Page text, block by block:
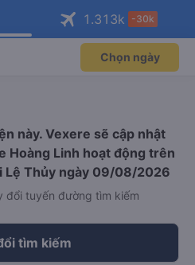
ngay!
viên độc
Mở app
vé máy bay qua
Mở app
1.313k -30k
Chọn ngày
này. Vexere sẽ cập nhật
Hoàng Linh hoạt động trên
Lệ Thủy ngày 09/08/2026
đổi tuyến đường tìm kiếm
tìm kiếm